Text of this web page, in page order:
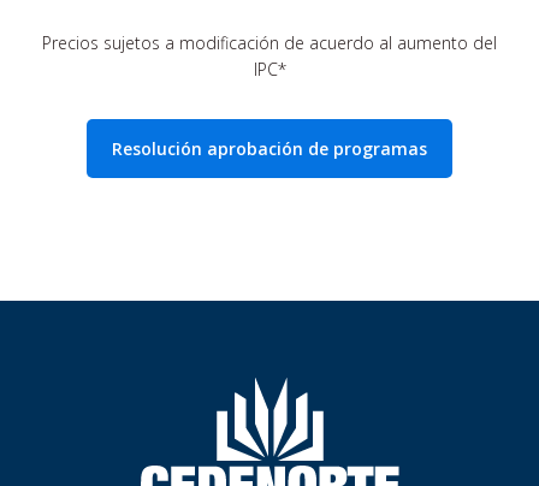
Precios sujetos a modificación de acuerdo al aumento del
IPC*
Resolución aprobación de programas